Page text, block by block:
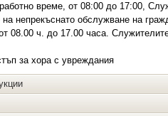
време, от 08:00 до 17:00,
непрекъснато обслужване на
08.00 ч. до 17.00 часа.
за хора с увреждания